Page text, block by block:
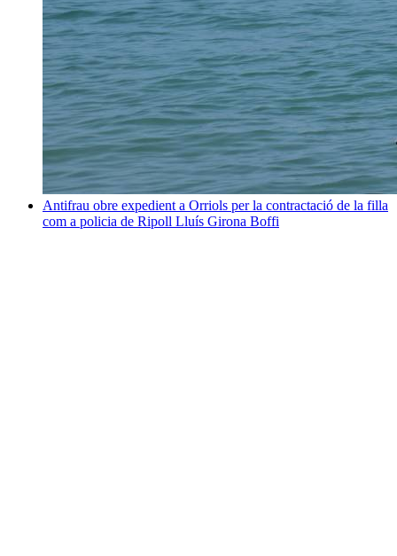
Antifrau obre expedient a Orriols per la contractació de la filla
com a policia de Ripoll Lluís Girona Boffi